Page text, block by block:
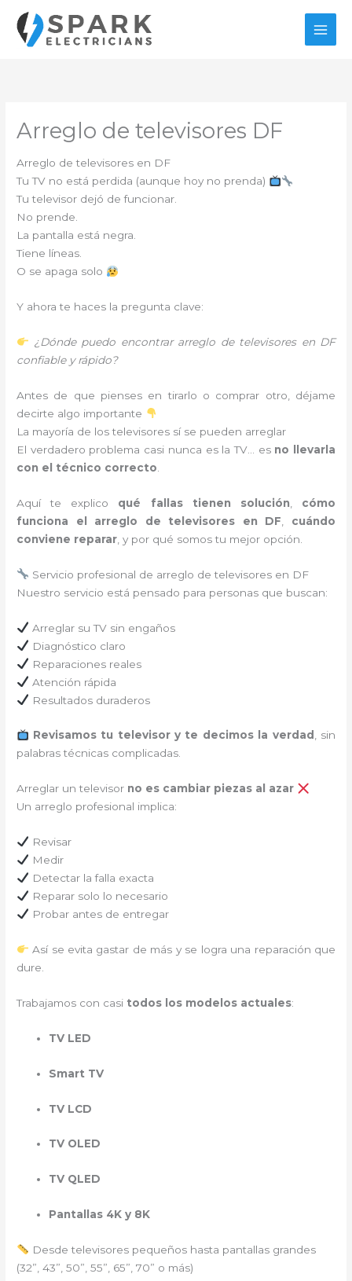
contenido
Arreglo de televisores DF
Arreglo de televisores en DF
Tu TV no está perdida (aunque hoy no prenda)
Tu televisor dejó de funcionar.
No prende.
La pantalla está negra.
Tiene líneas.
O se apaga solo
Y ahora te haces la pregunta clave:
¿Dónde puedo encontrar arreglo de televisores en DF
confiable y rápido?
Antes de que pienses en tirarlo o comprar otro, déjame
decirte algo importante
La mayoría de los televisores sí se pueden arreglar
El verdadero problema casi nunca es la TV… es no llevarla
con el técnico correcto
Aquí te explico qué fallas tienen solución
cómo
funciona el arreglo de televisores en DF
cuándo
conviene reparar , y por qué somos tu mejor opción.
Servicio profesional de arreglo de televisores en DF
Nuestro servicio está pensado para personas que buscan:
Arreglar su TV sin engaños
Diagnóstico claro
Reparaciones reales
Atención rápida
Resultados duraderos
Revisamos tu televisor y te decimos la verdad , sin
palabras técnicas complicadas.
Arreglar un televisor no es cambiar piezas al azar
Un arreglo profesional implica:
Revisar
Medir
Detectar la falla exacta
Reparar solo lo necesario
Probar antes de entregar
Así se evita gastar de más y se logra una reparación que
dure.
Trabajamos con casi todos los modelos actuales:
TV LED
Smart TV
TV LCD
TV OLED
TV QLED
Pantallas 4K y 8K
Desde televisores pequeños hasta pantallas grandes
(32”, 43”, 50”, 55”, 65”, 70” o más)